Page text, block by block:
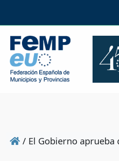
/ El Gobierno